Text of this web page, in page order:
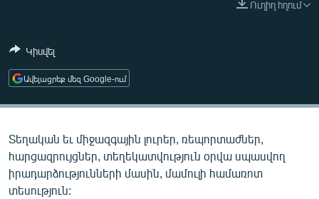
ՄԵԿՆԱԲԱՆՈՒԹՅՈՒՆ
ԿՈՐՈՆԱՎԻՐՈՒՍ
ԱՐԽԻՎ
ՏԵՍԱՆՅՈՒԹԵՐ
Ուղիղ հղում
Կիսվել
Ավելացրեք մեզ Google-ում
Տեղական եւ միջազգային լուրեր, ռեպորտաժներ,
հարցազրույցներ, տեղեկատվություն օրվա սպասվող
իրադարձությունների մասին, մամուլի համառոտ
տեսություն: